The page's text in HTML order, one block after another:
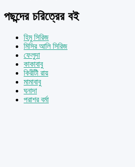
পছন্দের চরিত্রের বই
হিমু সিরিজ
মিসির আলি সিরিজ
ফেলুদা
কাকাবাবু
কিরীটী রায়
মামাবাবু
ঘনাদা
পরাশর বর্মা